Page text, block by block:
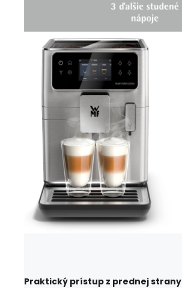
Praktický prístup z prednej strany